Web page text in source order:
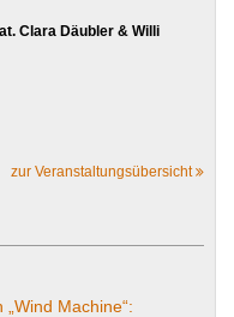
Clara Däubler & Willi
zur Veranstaltungsübersicht
Machine“: